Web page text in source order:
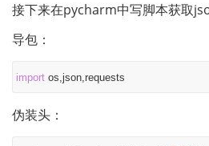
接下来在pycharm中写脚本获取
导包：
import os,json,requests
伪装头：